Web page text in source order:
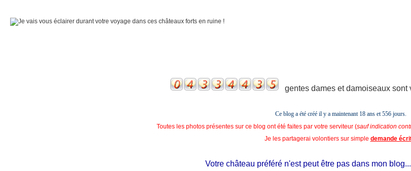
gentes dames et damoiseaux sont
Ce blog a été créé il y a maintenant 18 ans et556 jours.
Toutes les photos présentes sur ce blog ont été faites par votre serviteur (sauf indication
Je les partagerai volontiers sur simple demande
Votre château préféré n'est peut être pas dans mon